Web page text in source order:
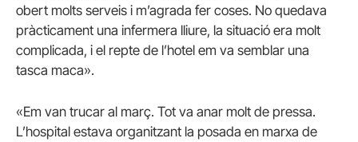
obert molts serveis i m’agrada fer coses. No quedava
pràcticament una infermera lliure, la situació era molt
complicada, i el repte de l’hotel em va semblar una
tasca maca».
«Em van trucar al març. Tot va anar molt de pressa.
L’hospital estava organitzant la posada en marxa de